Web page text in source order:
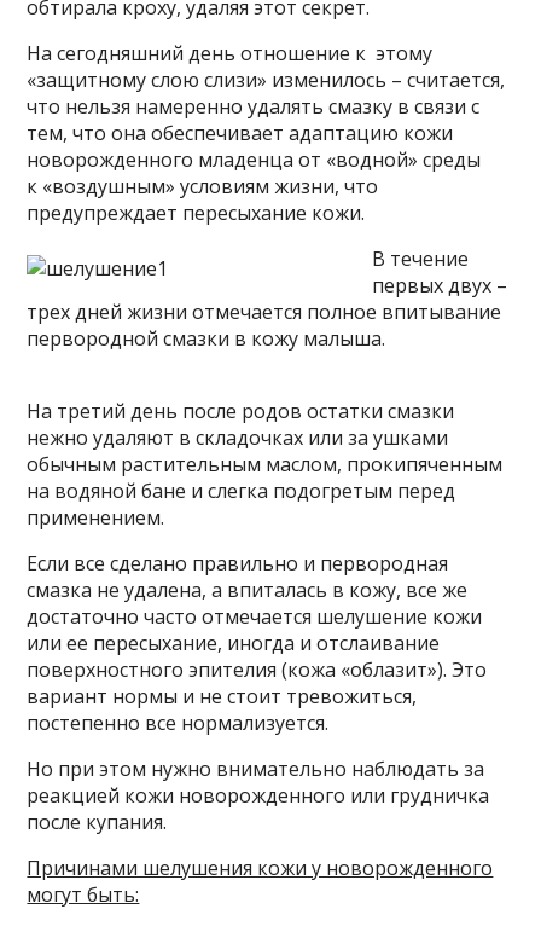
обтирала кроху, удаляя этот секрет.
На сегодняшний день отношение к этому
«защитному слою слизи» изменилось – считается,
что нельзя намеренно удалять смазку в связи с
тем, что она обеспечивает адаптацию кожи
новорожденного младенца от «водной» среды
к «воздушным» условиям жизни, что
предупреждает пересыхание кожи.
В течение
первых двух –
трех дней жизни отмечается полное впитывание
первородной смазки в кожу малыша.
На третий день после родов остатки смазки
нежно удаляют в складочках или за ушками
обычным растительным маслом, прокипяченным
на водяной бане и слегка подогретым перед
применением.
Если все сделано правильно и первородная
смазка не удалена, а впиталась в кожу, все же
достаточно часто отмечается шелушение кожи
или ее пересыхание, иногда и отслаивание
поверхностного эпителия (кожа «облазит»). Это
вариант нормы и не стоит тревожиться,
постепенно все нормализуется.
Но при этом нужно внимательно наблюдать за
реакцией кожи новорожденного или грудничка
после купания.
Причинами шелушения кожи у новорожденного
могут быть: